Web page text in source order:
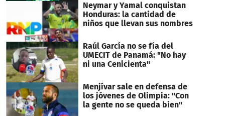
Neymar y Yamal conquistan
Honduras: la cantidad de
niños que llevan sus nombres
Raúl García no se fía del
UMECIT de Panamá: "No hay
ni una Cenicienta"
Menjívar sale en defensa de
los jóvenes de Olimpia: "Con
la gente no se queda bien"